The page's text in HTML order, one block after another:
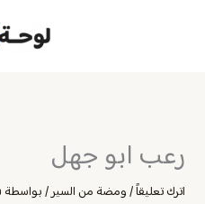
رعب ابو جهل
اترك تعليقاً/ومضة من السير/ بواسطة